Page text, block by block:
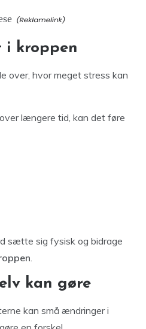
i kroppen
over, hvor meget stress kan
længere tid, kan det føre
sætte sig fysisk og bidrage
kan gøre
kan små ændringer i